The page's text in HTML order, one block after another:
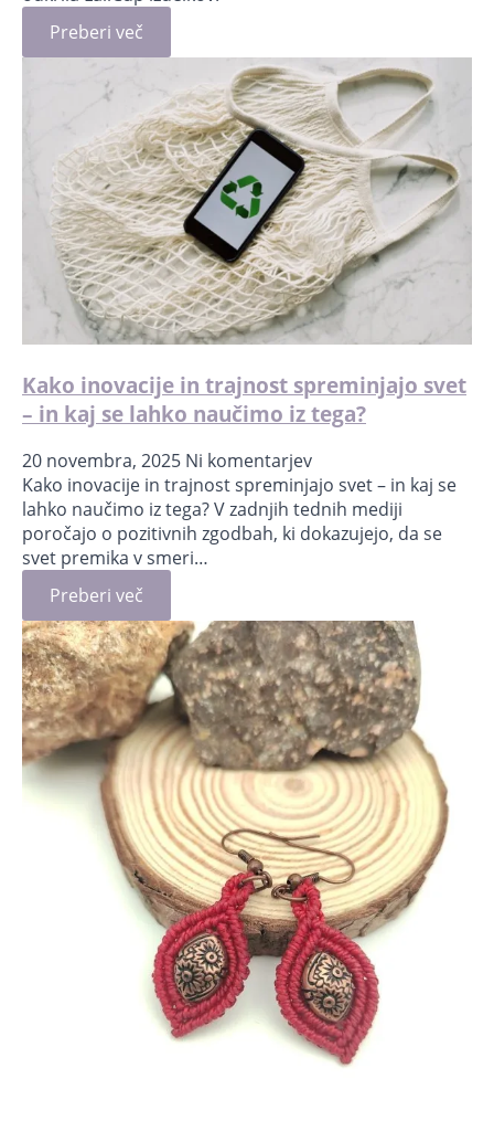
Preberi več
Kako inovacije in trajnost spreminjajo svet
– in kaj se lahko naučimo iz tega?
20 novembra, 2025 Ni komentarjev
Kako inovacije in trajnost spreminjajo svet – in kaj se
lahko naučimo iz tega? V zadnjih tednih mediji
poročajo o pozitivnih zgodbah, ki dokazujejo, da se
svet premika v smeri…
Preberi več